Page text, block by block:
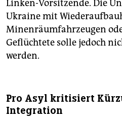
Linken-Vorsitzende. Die
Ukraine mit
Minenräumfahrzeugen
Geflüchtete solle jedoch
werden.
Pro Asyl kritisiert
Integration